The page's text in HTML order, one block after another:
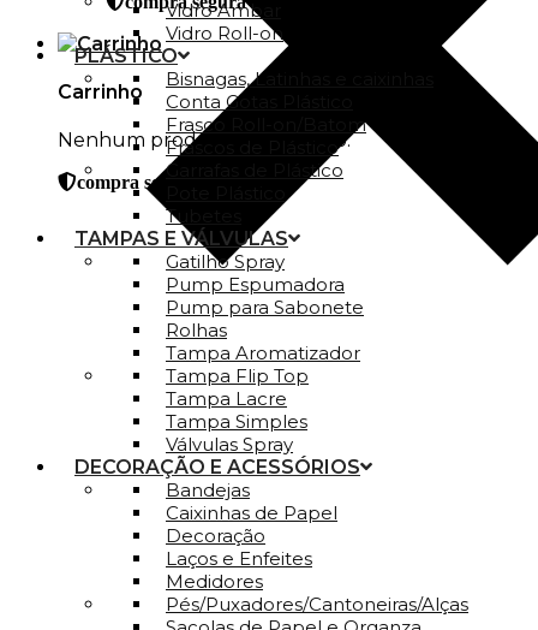
Carrinho
Nenhum produto no carrinho.
compra segura
Vidro Ambar
Vidro Roll-on
PLÁSTICO
Bisnagas, Latinhas e caixinhas
Conta Gotas Plástico
Frasco Roll-on/Batom
Frascos de Plástico
Garrafas de Plástico
Tubetes
TAMPAS E VÁLVULAS
Gatilho Spray
Pump Espumadora
Pump para Sabonete
Rolhas
Tampa Aromatizador
Tampa Flip Top
Tampa Lacre
Tampa Simples
Válvulas Spray
DECORAÇÃO E ACESSÓRIOS
Bandejas
Caixinhas de Papel
Decoração
Laços e Enfeites
Medidores
Pés/Puxadores/Cantoneiras/Alças